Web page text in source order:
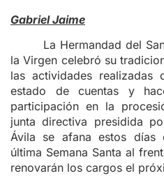
Gabriel Jaime
La Hermandad del
la Virgen celebró su
las actividades
estado de cuentas y
participación en la
junta directiva presidida
Ávila se afana estos
última Semana Santa al
renovarán los cargos el